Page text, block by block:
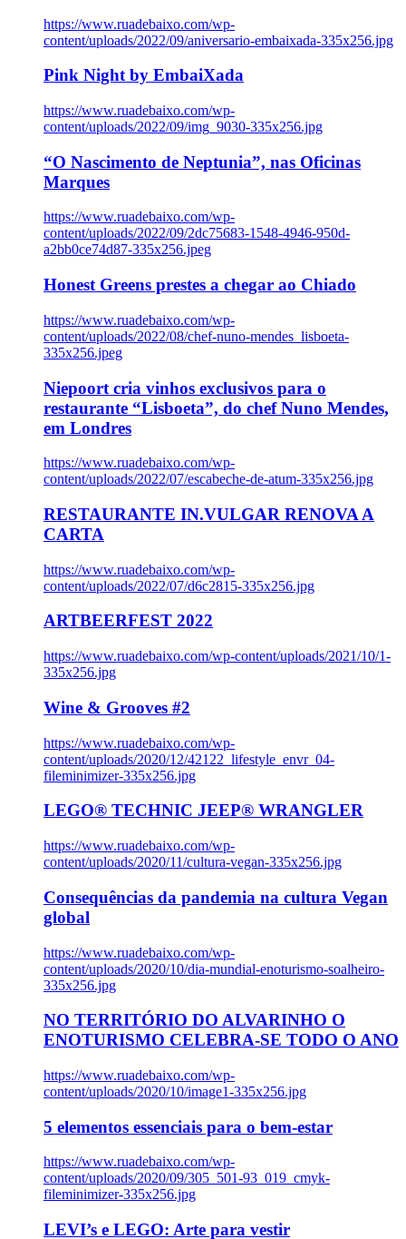
https://www.ruadebaixo.com/wp-
content/uploads/2022/09/aniversario-embaixada-335x256.jpg
Pink Night by EmbaiXada
https://www.ruadebaixo.com/wp-
content/uploads/2022/09/img_9030-335x256.jpg
“O Nascimento de Neptunia”, nas Oficinas
Marques
https://www.ruadebaixo.com/wp-
content/uploads/2022/09/2dc75683-1548-4946-950d-
a2bb0ce74d87-335x256.jpeg
Honest Greens prestes a chegar ao Chiado
https://www.ruadebaixo.com/wp-
content/uploads/2022/08/chef-nuno-mendes_lisboeta-
335x256.jpeg
Niepoort cria vinhos exclusivos para o
restaurante “Lisboeta”, do chef Nuno Mendes,
em Londres
https://www.ruadebaixo.com/wp-
content/uploads/2022/07/escabeche-de-atum-335x256.jpg
RESTAURANTE IN.VULGAR RENOVA A
CARTA
https://www.ruadebaixo.com/wp-
content/uploads/2022/07/d6c2815-335x256.jpg
ARTBEERFEST 2022
https://www.ruadebaixo.com/wp-content/uploads/2021/10/1-
335x256.jpg
Wine & Grooves #2
https://www.ruadebaixo.com/wp-
content/uploads/2020/12/42122_lifestyle_envr_04-
fileminimizer-335x256.jpg
LEGO® TECHNIC JEEP® WRANGLER
https://www.ruadebaixo.com/wp-
content/uploads/2020/11/cultura-vegan-335x256.jpg
Consequências da pandemia na cultura Vegan
global
https://www.ruadebaixo.com/wp-
content/uploads/2020/10/dia-mundial-enoturismo-soalheiro-
335x256.jpg
NO TERRITÓRIO DO ALVARINHO O
ENOTURISMO CELEBRA-SE TODO O ANO
https://www.ruadebaixo.com/wp-
content/uploads/2020/10/image1-335x256.jpg
5 elementos essenciais para o bem-estar
https://www.ruadebaixo.com/wp-
content/uploads/2020/09/305_501-93_019_cmyk-
fileminimizer-335x256.jpg
LEVI’s e LEGO: Arte para vestir